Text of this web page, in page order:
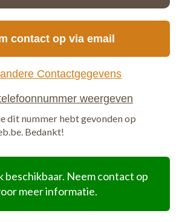
beschikbaar. Neem contact op
meer informatie.
contact op via email
Contactgegevens
dit nummer hebt gevonden op
Bedankt!